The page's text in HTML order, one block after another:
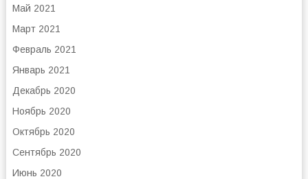
Май 2021
Март 2021
Февраль 2021
Январь 2021
Декабрь 2020
Ноябрь 2020
Октябрь 2020
Сентябрь 2020
Июнь 2020